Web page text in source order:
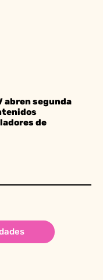
abren segunda
de